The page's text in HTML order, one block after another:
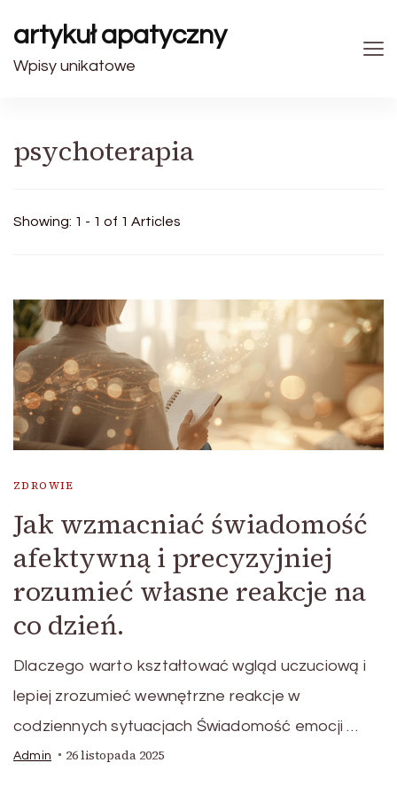
artykuł apatyczny
Wpisy unikatowe
psychoterapia
Showing: 1 - 1 of 1 Articles
ZDROWIE
Jak wzmacniać świadomość
afektywną i precyzyjniej
rozumieć własne reakcje na
co dzień.
Dlaczego warto kształtować wgląd uczuciową i
lepiej zrozumieć wewnętrzne reakcje w
codziennych sytuacjach Świadomość emocji …
Admin 26 listopada 2025